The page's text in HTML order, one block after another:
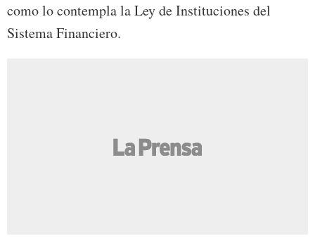
como lo contempla la Ley de Instituciones del
Sistema Financiero.